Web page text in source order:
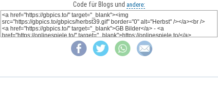
Code für Blogs und andere: